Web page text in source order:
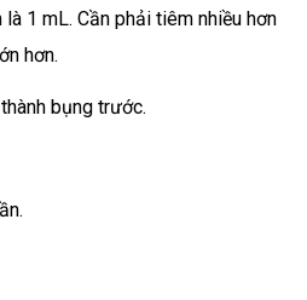
1 mL. Cần phải tiêm nhiều hơn
hơn.
bụng trước.